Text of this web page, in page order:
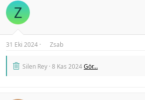
Z
31 Eki 2024 Zsab
Silen Rey 8 Kas 2024Gör…